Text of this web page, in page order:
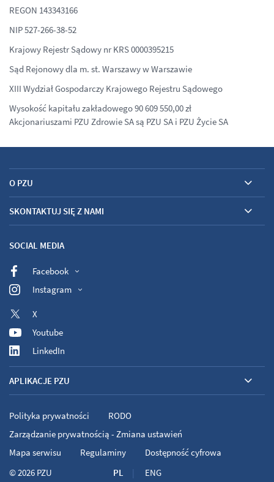
REGON 143343166
NIP 527-266-38-52
Krajowy Rejestr Sądowy nr KRS 0000395215
Sąd Rejonowy dla m. st. Warszawy w Warszawie
XIII Wydział Gospodarczy Krajowego Rejestru Sądowego
Wysokość kapitału zakładowego 90 609 550,00 zł
Akcjonariuszami PZU Zdrowie SA są PZU SA i PZU Życie SA
O PZU
SKONTAKTUJ SIĘ Z NAMI
SOCIAL MEDIA
Facebook
Instagram
X
Youtube
LinkedIn
APLIKACJE PZU
PL ENG
Polityka prywatności
RODO
Zarządzanie prywatnością - Zmiana ustawień
Mapa serwisu
Regulaminy
Dostępność cyfrowa
© 2026 PZU